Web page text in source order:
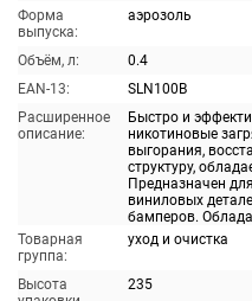
Форма
выпуска:
аэрозоль
Объём, л:
0.4
EAN-13:
SLN100B
Расширенное
описание:
Быстро и
никотиновые
выгорания,
структуру,
Предназначен
виниловых
бамперов.
Товарная
группа:
уход и очистка
Высота
235